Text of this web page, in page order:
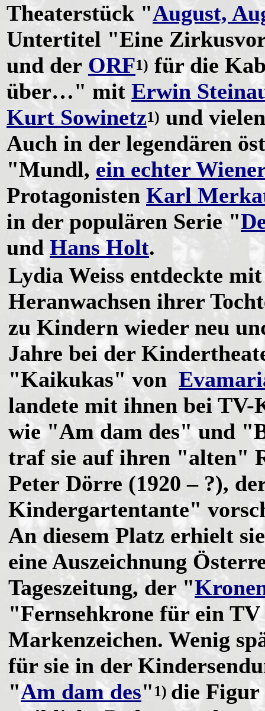
Theaterstück "August,
Untertitel "Eine
und der ORF1) für die
über…" mit Erwin
Kurt Sowinetz1) und
Auch in der legendären
"Mundl, ein echter
Protagonisten Karl
in der populären Serie "
und Hans Holt.
Lydia Weiss entdeckte
Heranwachsen ihrer
zu Kindern wieder neu
Jahre bei der
"Kaikukas" von
landete mit ihnen bei TV-
wie "Am dam des" und
traf sie auf ihren "alten"
Peter Dörre (1920 – ?),
Kindergartentante"
An diesem Platz erhielt
eine Auszeichnung
Tageszeitung, der "
"Fernsehkrone für ein
Markenzeichen. Wenig
für sie in der
"Am dam des" 1) die